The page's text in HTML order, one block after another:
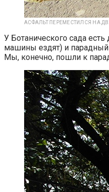
АСФАЛЬТ ПЕРЕМЕСТИЛСЯ НА
У Ботанического сада есть
машины ездят) и парадный
Мы, конечно, пошли к